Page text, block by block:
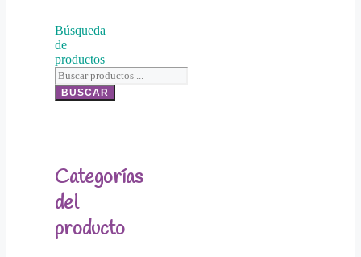
Búsqueda
de
productos
BUSCAR
Categorías
del
producto